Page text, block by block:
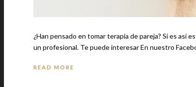
¿Han pensado en tomar terapia de pareja? Si es así
un profesional. Te puede interesar En
READ MORE